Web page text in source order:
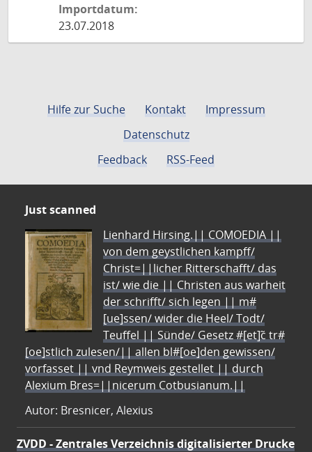
Importdatum:
23.07.2018
Hilfe zur Suche Kontakt
Impressum
Datenschutz
Feedback
RSS-Feed
Just scanned
Lienhard Hirsing.|| COMOEDIA ||
von dem geystlichen kampff/
Christ=||licher Ritterschafft/ das
ist/ wie die || Christen aus warheit
der schrifft/ sich legen || m#
[ue]ssen/ wider die Heel/ Todt/
Teuffel || Sünde/ Gesetz #[et]c̃ tr#
[oe]stlich zulesen/|| allen bl#[oe]den gewissen/
vorfasset || vnd Reymweis gestellet || durch
Alexium Bres=||nicerum Cotbusianum.||
Autor: Bresnicer, Alexius
ZVDD - Zentrales Verzeichnis digitalisierter Drucke